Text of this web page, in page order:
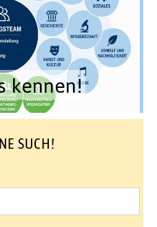
kennen!
SUCH!